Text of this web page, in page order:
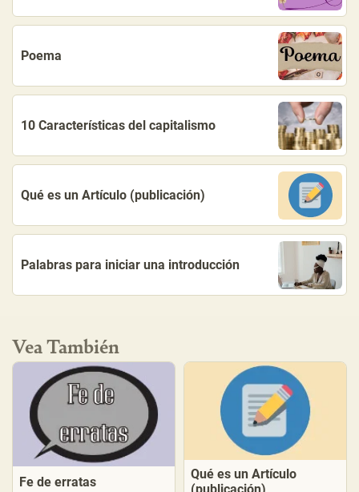
Poema
10 Características del capitalismo
Qué es un Artículo (publicación)
Palabras para iniciar una introducción
Vea También
Fe de erratas
Qué es un Artículo